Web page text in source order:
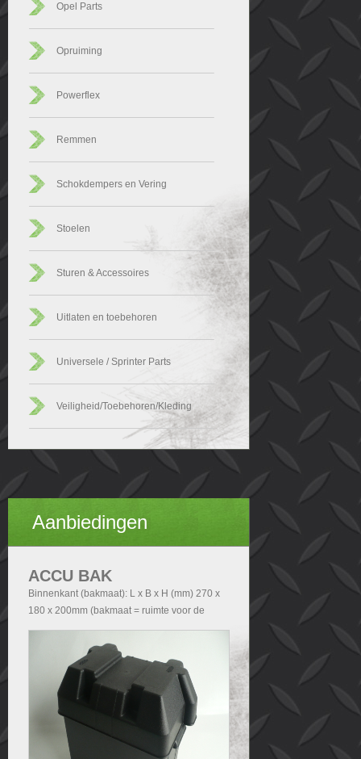
Opel Parts
Opruiming
Powerflex
Remmen
Schokdempers en Vering
Stoelen
Sturen & Accessoires
Uitlaten en toebehoren
Universele / Sprinter Parts
Veiligheid/Toebehoren/Kleding
Aanbiedingen
ACCU BAK
Binnenkant (bakmaat): L x B x H (mm) 270 x
180 x 200mm (bakmaat = ruimte voor de
accu). Buitenkant (Totale afmetingen accubak
exclusief deksel): - Zonder handvatten L x B x
H (mm) 290x200x210 - Met handvatten L x B
x H (mm) 340x200x210. Buitenkant (Totale
afmetingen accubak inclusief deksel): L x B x
H (mm) 340x240x280.